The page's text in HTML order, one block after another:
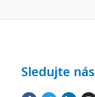
Sledujte nás